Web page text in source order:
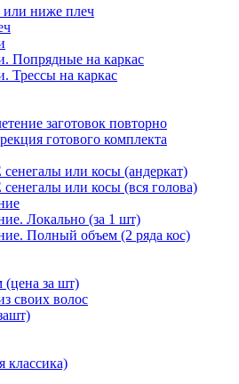
ниже плеч
Попрядные на каркас
Трессы на каркас
заготовок повторно
готового комплекта
или косы (андеркат)
или косы (вся голова)
Локально (за 1 шт)
Полный объем (2 ряда кос)
за шт)
своих волос
классика)